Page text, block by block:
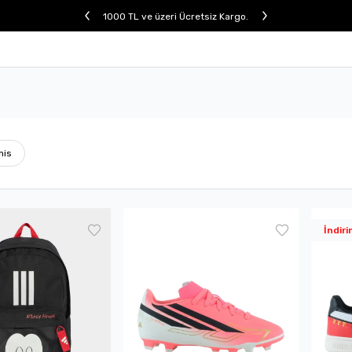
1000 TL ve üzeri Ücretsiz Kargo.